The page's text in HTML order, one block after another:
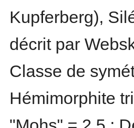
Kupferberg),
décrit par
Classe de
Hémimorphite